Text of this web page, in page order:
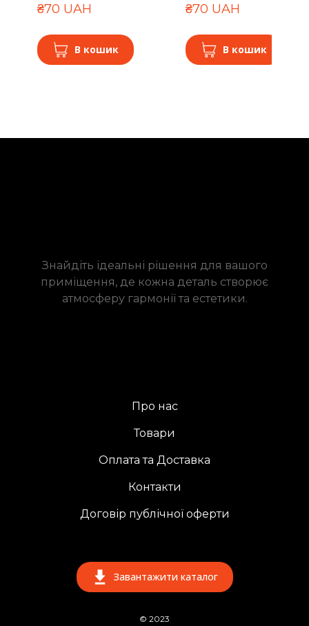
₴70 UAH
В кошик
₴70 UAH
В кошик
Знайдіть ідеальні рішення для вашого
приміщення, де кожна деталь створює
атмосферу гармонії та естетики.
Про нас
Товари
Оплата та Доставка
Контакти
Договір публічної оферти
Завантажити каталог
© 2023